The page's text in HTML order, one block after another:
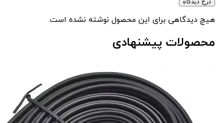
هیچ دیدگاهی برای این محصول نوشته نشده است.
محصولات پیشنهادی